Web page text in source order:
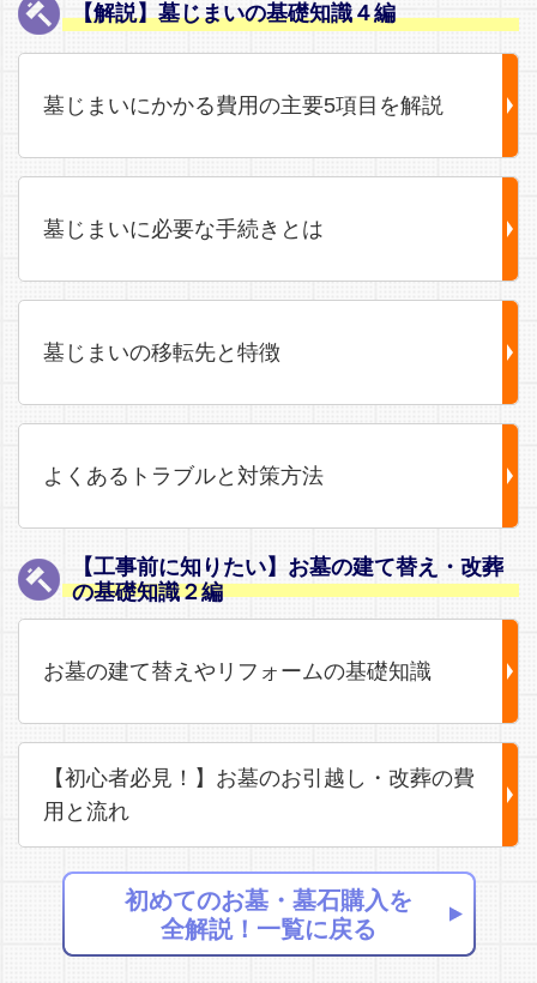
【解説】墓じまいの基礎知識４編
墓じまいにかかる費用の主要5項目を解説
墓じまいに必要な手続きとは
墓じまいの移転先と特徴
よくあるトラブルと対策方法
【工事前に知りたい】お墓の建て替え・改葬
の基礎知識２編
お墓の建て替えやリフォームの基礎知識
【初心者必見！】お墓のお引越し・改葬の費
用と流れ
初めてのお墓・墓石購入を
全解説！一覧に戻る